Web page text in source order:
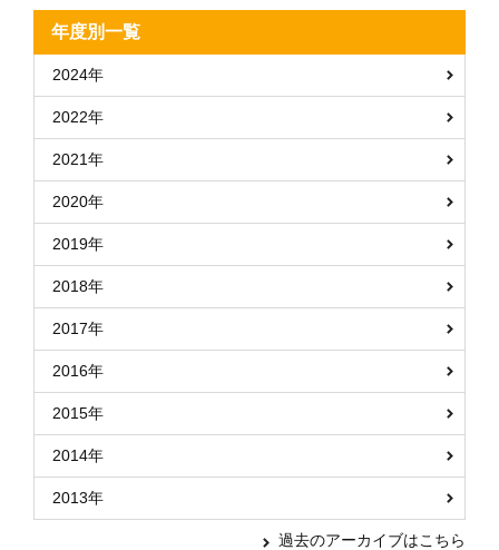
年度別一覧
2024年
2022年
2021年
2020年
2019年
2018年
2017年
2016年
2015年
2014年
2013年
過去のアーカイブはこちら